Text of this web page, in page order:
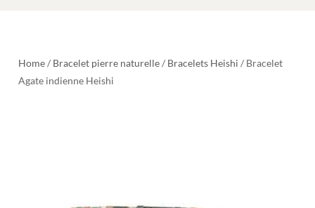
Home/ Bracelet pierre naturelle/ Bracelets Heishi / Bracelet
Agate indienne Heishi